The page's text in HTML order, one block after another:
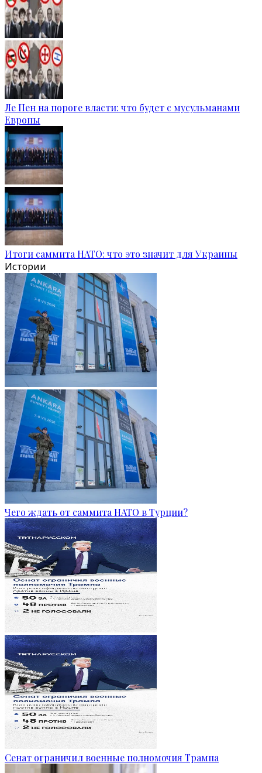
Ле Пен на пороге власти: что будет с мусульманами
Европы
Итоги саммита НАТО: что это значит для Украины
Истории
Чего ждать от саммита НАТО в Турции?
Сенат ограничил военные полномочия Трампа